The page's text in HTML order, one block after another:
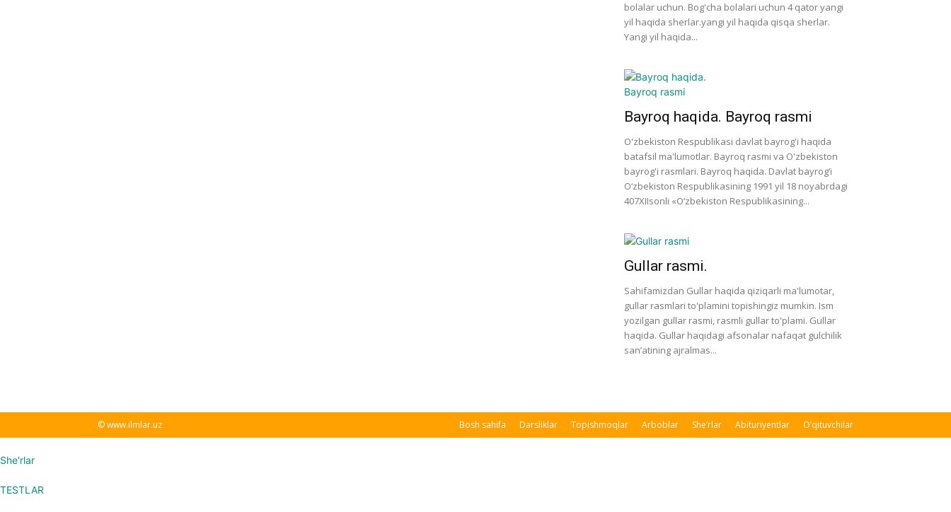
bolalar uchun. Bog'cha bolalari uchun 4 qator yangi
yil haqida sherlar.yangi yil haqida qisqa sherlar.
Yangi yil haqida...
Bayroq haqida. Bayroq rasmi
O'zbekiston Respublikasi davlat bayrog'i haqida
batafsil ma'lumotlar. Bayroq rasmi va O'zbekiston
bayrog'i rasmlari. Bayroq haqida. Davlat bayrog‘i
O‘zbekiston Respublikasining 1991 yil 18 noyabrdagi
407­XII­sonli «O‘zbekiston Respublikasining...
Gullar rasmi.
Sahifamizdan Gullar haqida qiziqarli ma'lumotar,
gullar rasmlari to'plamini topishingiz mumkin. Ism
yozilgan gullar rasmi, rasmli gullar to'plami. Gullar
haqida. Gullar haqidagi afsonalar nafaqat gulchilik
san’atining ajralmas...
Bosh sahifa Darsliklar Topishmoqlar Arboblar She’rlar Abituriyentlar O’qituvchilar
© www.ilmlar.uz
She'rlar
TESTLAR